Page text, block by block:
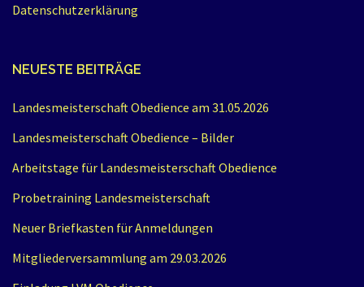
Datenschutzerklärung
NEUESTE BEITRÄGE
Landesmeisterschaft Obedience am 31.05.2026
Landesmeisterschaft Obedience – Bilder
Arbeitstage für Landesmeisterschaft Obedience
Probetraining Landesmeisterschaft
Neuer Briefkasten für Anmeldungen
Mitgliederversammlung am 29.03.2026